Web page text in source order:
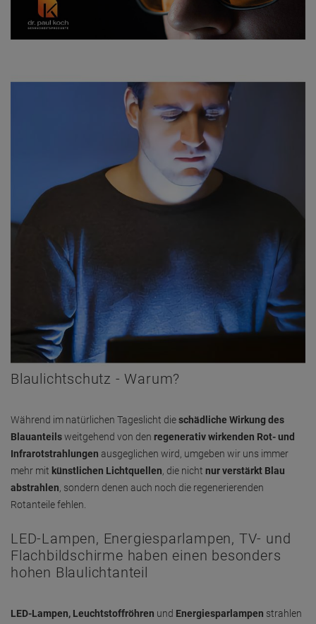
Blaulichtschutz - Warum?
Während im natürlichen Tageslicht dieschädliche Wirkung des
Blauanteilsweitgehend von den regenerativ wirkenden Rot- und
Infrarotstrahlungen ausgeglichen wird, umgeben wir uns immer
mehr mit künstlichen Lichtquellen , die nicht nur verstärkt Blau
abstrahlen , sondern denen auch noch die regenerierenden
Rotanteile fehlen.
LED-Lampen, Energiesparlampen, TV- und
Flachbildschirme haben einen besonders
hohen Blaulichtanteil
LED-Lampen, Leuchtstoffröhren und Energiesparlampen strahlen